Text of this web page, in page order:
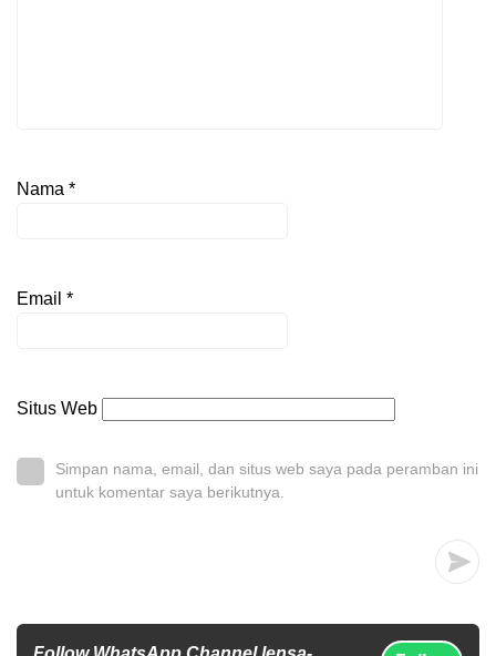
Nama *
Email *
Situs Web
Simpan nama, email, dan situs web saya pada peramban ini
untuk komentar saya berikutnya.